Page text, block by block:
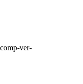
ver-